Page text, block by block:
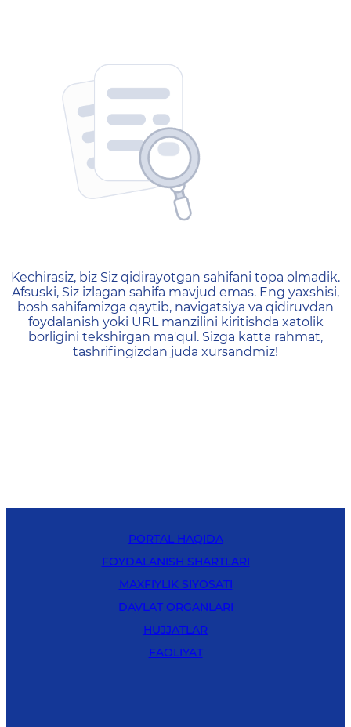
404 — Страница не
Kechirasiz, biz Siz qidirayotgan sahifani topa olmadik.
Afsuski, Siz izlagan sahifa mavjud emas. Eng yaxshisi,
bosh sahifamizga qaytib, navigatsiya va qidiruvdan
foydalanish yoki URL manzilini kiritishda xatolik
borligini tekshirgan ma'qul. Sizga katta rahmat,
tashrifingizdan juda xursandmiz!
PORTAL HAQIDA
FOYDALANISH SHARTLARI
MAXFIYLIK SIYOSATI
DAVLAT ORGANLARI
HUJJATLAR
FAOLIYAT